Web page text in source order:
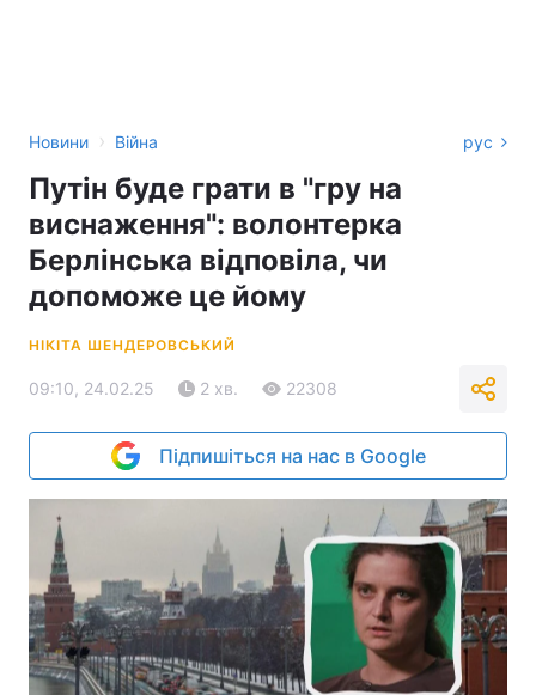
Новини › Війна рус
Путін буде грати в "гру на
виснаження": волонтерка
Берлінська відповіла, чи
допоможе це йому
НІКІТА ШЕНДЕРОВСЬКИЙ
09:10, 24.02.25 2 хв. 22308
Підпишіться на нас в Google